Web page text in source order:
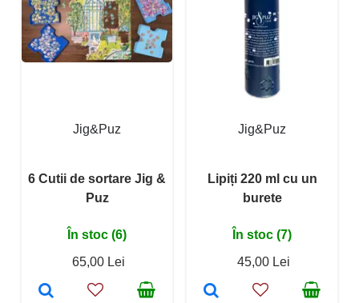
Jig&Puz
6 Cutii de sortare Jig &
Puz
În stoc (6)
65,00 Lei
Jig&Puz
Lipiți 220 ml cu un
burete
În stoc (7)
45,00 Lei